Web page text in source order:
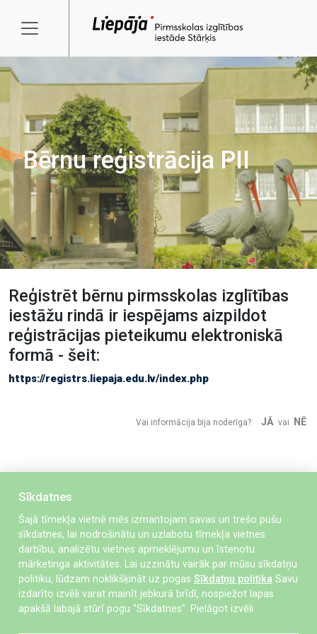
Bērnu reģistrācija PII
Reģistrēt bērnu pirmsskolas izglītības
iestāžu rindā ir iespējams aizpildot
reģistrācijas pieteikumu elektroniskā
formā - šeit:
https://registrs.liepaja.edu.lv/index.php
Vai informācija bija noderīga? JĀ vai NĒ
Stārķu iela 30, Liepāja, LV-3405
Sīkdatnes
Šajā tīmekļa vietnē mēs izmantojam savas un trešo pušu
sīkdatnes, lai nodrošinātu un uzlabotu tīmekļa vietnes
darbību, analizētu vietnes apmeklējumu un īstenotu
mārketinga aktivitātes. Lai uzzinātu vairāk par mūsu sīkdatņu
politiku, lūdzam noklikšķināt uz pogas Sīkdatņu politika Savu
izdarīto izvēli varat mainīt jebkurā brīdī, nospiežot lapas
apakšā labajā stūrī pogu "Sīkdatnes". Pielāgot izvēli